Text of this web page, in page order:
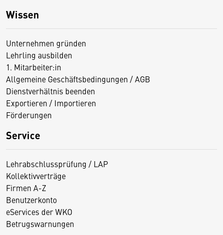
Wissen
Unternehmen gründen
Lehrling ausbilden
1. Mitarbeiter:in
Allgemeine Geschäftsbedingungen / AGB
Dienstverhältnis beenden
Exportieren / Importieren
Förderungen
Service
Lehrabschlussprüfung / LAP
Kollektivverträge
Firmen A-Z
Benutzerkonto
eServices der WKO
Betrugswarnungen